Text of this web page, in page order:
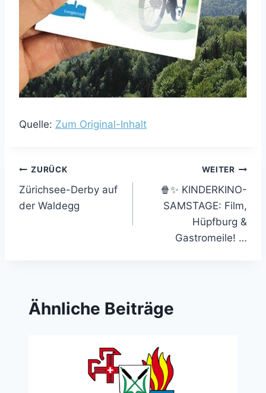
Quelle: Zum Original-Inhalt
Beitragsnavigation
ZURÜCK
Zürichsee-Derby auf
der Waldegg
WEITER
🍿✨ KINDERKINO-
SAMSTAGE: Film,
Hüpfburg &
Gastromeile! …
Ähnliche Beiträge